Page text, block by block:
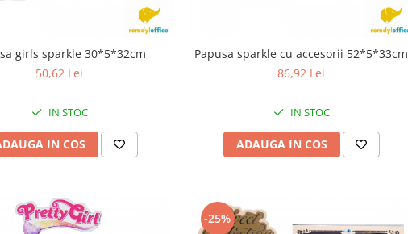
girls sparkle 30*5*32cm
50,62 Lei
IN STOC
IN COS
Papusa sparkle cu accesorii 52*5*33cm
86,92 Lei
IN STOC
ADAUGA IN COS
-25%